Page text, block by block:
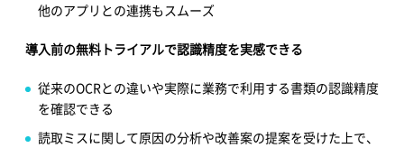
他のアプリとの連携もスムーズ
導入前の無料トライアルで認識精度を実感できる
従来のOCRとの違いや実際に業務で利用する書類の認識精度
を確認できる
読取ミスに関して原因の分析や改善案の提案を受けた上で、